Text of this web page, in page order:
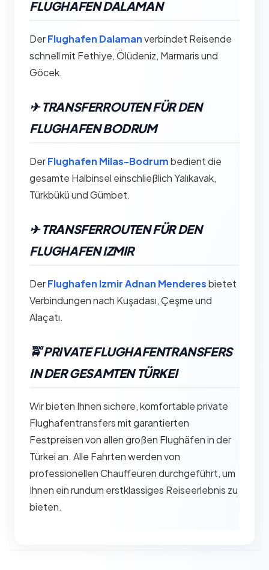
FLUGHAFEN DALAMAN
DerFlughafen Dalamanverbindet Reisende
schnell mit Fethiye, Ölüdeniz, Marmaris und
Göcek.
✈︎ TRANSFERROUTEN FÜR DEN
FLUGHAFEN BODRUM
DerFlughafen Milas-Bodrumbedient die
gesamte Halbinsel einschließlich Yalıkavak,
Türkbükü und Gümbet.
✈︎ TRANSFERROUTEN FÜR DEN
FLUGHAFEN IZMIR
DerFlughafen Izmir Adnan Menderesbietet
Verbindungen nach Kuşadası, Çeşme und
Alaçatı.
🚖 PRIVATE FLUGHAFENTRANSFERS
IN DER GESAMTEN TÜRKEI
Wir bieten Ihnen sichere, komfortable private
Flughafentransfers mit garantierten
Festpreisen von allen großen Flughäfen in der
Türkei an. Alle Fahrten werden von
professionellen Chauffeuren durchgeführt, um
Ihnen ein rundum erstklassiges Reiseerlebnis zu
bieten.